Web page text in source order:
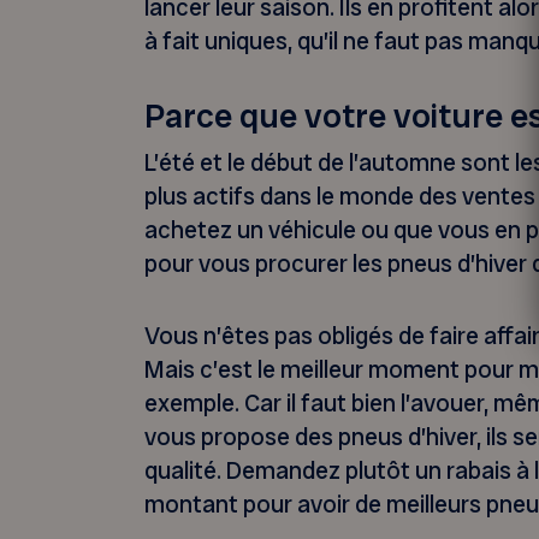
lancer leur saison. Ils en profitent
à fait uniques, qu’il ne faut pas
Parce que votre voiture
L’été et le début de l’automne sont
plus actifs dans le monde des
achetez un véhicule ou que vous en
pour vous procurer les pneus d’hiver
Vous n’êtes pas obligés de faire
Mais c’est le meilleur moment pour
exemple. Car il faut bien l’avouer,
vous propose des pneus d’hiver, ils
qualité. Demandez plutôt un rabais à
montant pour avoir de meilleurs